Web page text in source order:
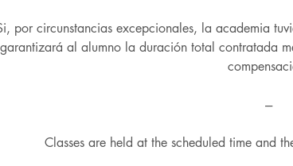
por circunstancias excepcionales, la academia
garantizará al alumno la duración total contratada
---
Classes are held at the scheduled time and